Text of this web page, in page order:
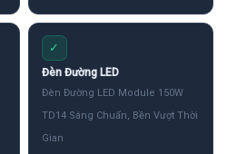
✓
Đèn Đường LED
Đèn Đường LED Module 150W
TD14 Sáng Chuẩn, Bền Vượt Thời
Gian